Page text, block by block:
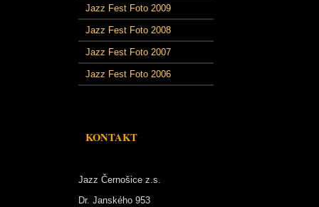
Jazz Fest Foto 2009
Jazz Fest Foto 2008
Jazz Fest Foto 2007
Jazz Fest Foto 2006
KONTAKT
Jazz Černošice z.s.
Dr. Janského 953